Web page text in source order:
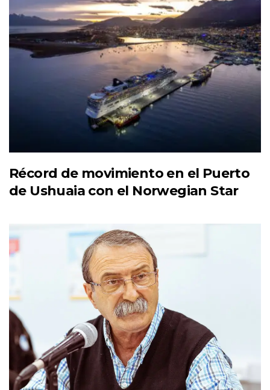
Récord de movimiento en el Puerto
de Ushuaia con el Norwegian Star